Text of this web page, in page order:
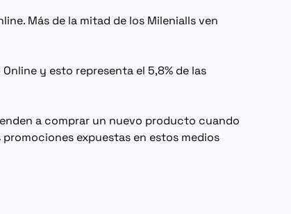
. Más de la mitad de los Mileniallsven
Online y esto representa el 5,8% de las
a comprar un nuevo producto cuando
expuestas en estos medios